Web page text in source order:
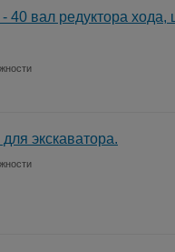
40 вал редуктора хода,
экскаватора.